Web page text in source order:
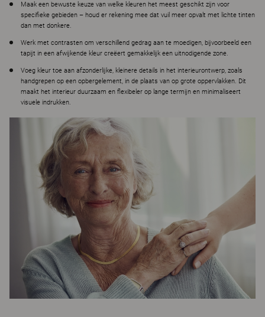
Maak een bewuste keuze van welke kleuren het meest geschikt zijn voor
specifieke gebieden – houd er rekening mee dat vuil meer opvalt met lichte tinten
dan met donkere.
Werk met contrasten om verschillend gedrag aan te moedigen, bijvoorbeeld een
tapijt in een afwijkende kleur creëert gemakkelijk een uitnodigende zone.
Voeg kleur toe aan afzonderlijke, kleinere details in het interieurontwerp, zoals
handgrepen op een opbergelement, in de plaats van op grote oppervlakken. Dit
maakt het interieur duurzaam en flexibeler op lange termijn en minimaliseert
visuele indrukken.